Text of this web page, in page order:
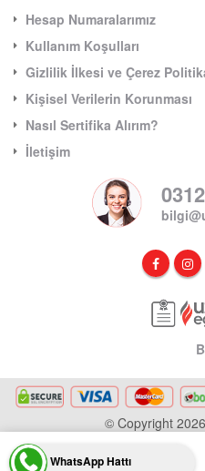
WhatsApp Hattı
Hesap Numaralarımız
Kullanım Koşulları
Gizlilik İlkesi ve Çerez
Kişisel Verilerin Korunması
Nasıl Sertifika Alırım?
İletişim
© Copyright